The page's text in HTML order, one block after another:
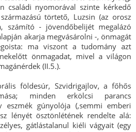
családi nyomorával szinte kérkedő
törtető, Luzsin (az orosz
számító - jövendőbelijét megalázó
akarja megvásárolni -, önmagát
ma viszont a tudomány azt
önmagadat, mivel a világon
(II.5.).
földesúr, Szvidrigajlov, a főhős
minden erkölcsi parancs
eszmék gúnyolója (,semmi emberi
lényét ösztönlétének rendelte alá:
gátlástalanul kiéli vágyait (egy